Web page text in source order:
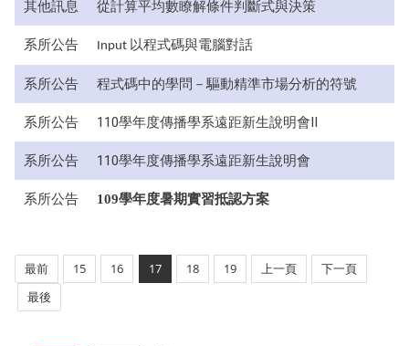
其他訊息 從計算平均數瞭解條件判斷式與決策
系所公告 Input 以程式碼與電腦對話
系所公告 程式碼中的學問－驅動精準市場分析的符號
系所公告 110學年度傳播學系遠距新生說明會II
系所公告 110學年度傳播學系遠距新生說明會
系所公告 109學年度暑期實習抵認方案
最前 15 16 17 18 19 上一頁
下一頁
最後